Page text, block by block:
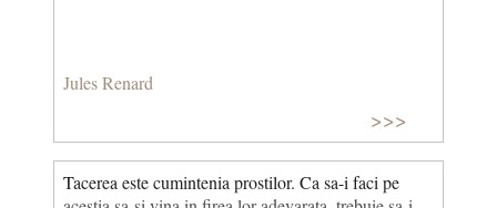
Jules Renard
>>>
Tacerea este cumintenia prostilor. Ca sa-i faci pe